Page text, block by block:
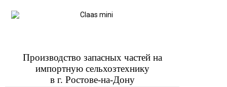
Производство запасных частей на
импортную сельхозтехнику
в г. Ростове-на-Дону